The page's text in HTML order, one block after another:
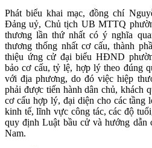
Phát biểu khai mạc, đồng chí
Đảng uỷ, Chủ tịch UB MTTQ
thương lần thứ nhất có ý nghĩa
thương thống nhất cơ cấu, thành
thiệu ứng cử đại biểu HĐND
bảo cơ cấu, tỷ lệ, hợp lý theo đúng
với địa phương, do đó việc hiệp
phải được tiến hành dân chủ, khách
cơ cấu hợp lý, đại diện cho các tầng
kinh tế, lĩnh vực công tác, các độ
quy định Luật bầu cử và hướng
Nam.